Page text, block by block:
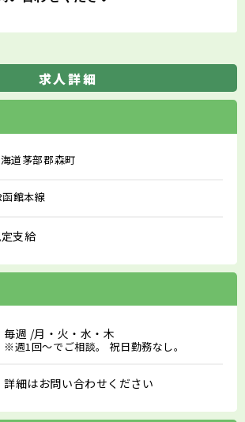
求人詳細
道茅部郡森町
函館本線
支給
毎週 /月・火・水・木
※週1回～でご相談。 祝日勤務なし。
詳細はお問い合わせください